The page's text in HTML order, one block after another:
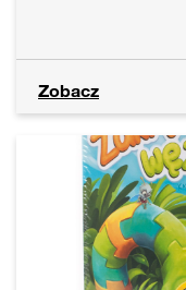
Zobacz